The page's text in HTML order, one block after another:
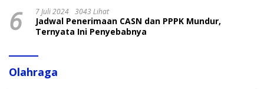
6 7 Juli 2024 3043 Lihat
Jadwal Penerimaan CASN dan PPPK Mundur,
Ternyata Ini Penyebabnya
Olahraga